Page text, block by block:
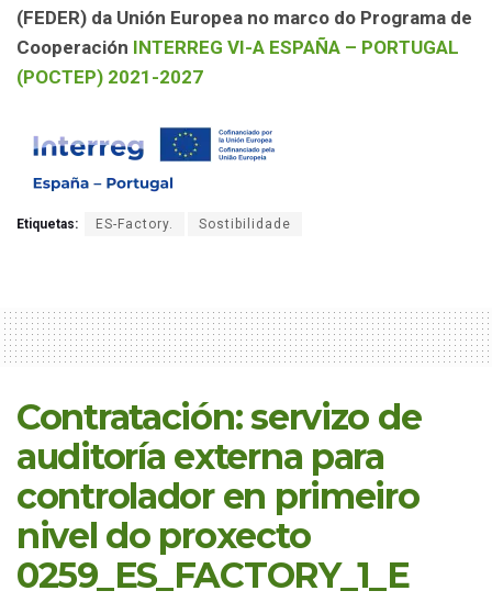
(FEDER) da Unión Europea no marco do Programa de
Cooperación INTERREG VI-A ESPAÑA – PORTUGAL
(POCTEP) 2021-2027
Etiquetas: ES-Factory. Sostibilidade
Contratación: servizo de
auditoría externa para
controlador en primeiro
nivel do proxecto
0259_ES_FACTORY_1_E